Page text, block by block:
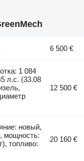
6 500 €
1 084
л.с. (33.08
12 500 €
новый,
мощность:
топливо:
20 160 €